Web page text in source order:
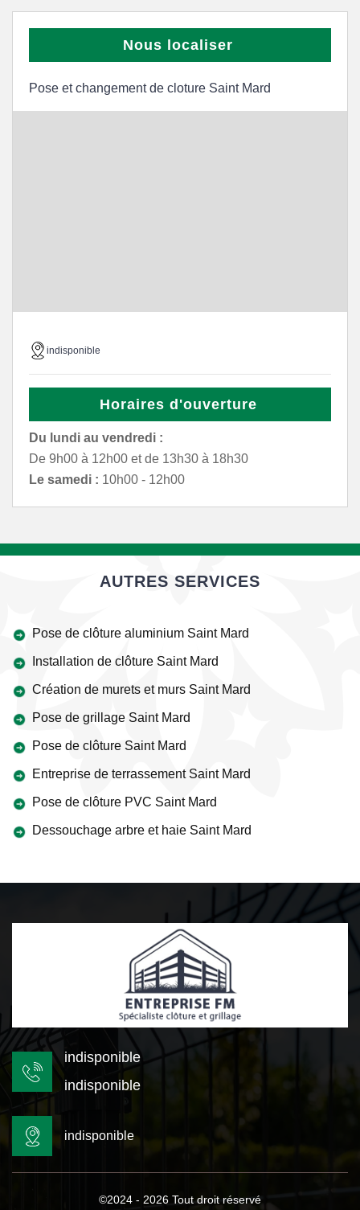
Nous localiser
Pose et changement de cloture Saint Mard
indisponible
Horaires d'ouverture
Du lundi au vendredi :
De 9h00 à 12h00 et de 13h30 à 18h30
Le samedi : 10h00 - 12h00
AUTRES SERVICES
Pose de clôture aluminium Saint Mard
Installation de clôture Saint Mard
Création de murets et murs Saint Mard
Pose de grillage Saint Mard
Pose de clôture Saint Mard
Entreprise de terrassement Saint Mard
Pose de clôture PVC Saint Mard
Dessouchage arbre et haie Saint Mard
indisponible
indisponible
indisponible
©2024 - 2026 Tout droit réservé